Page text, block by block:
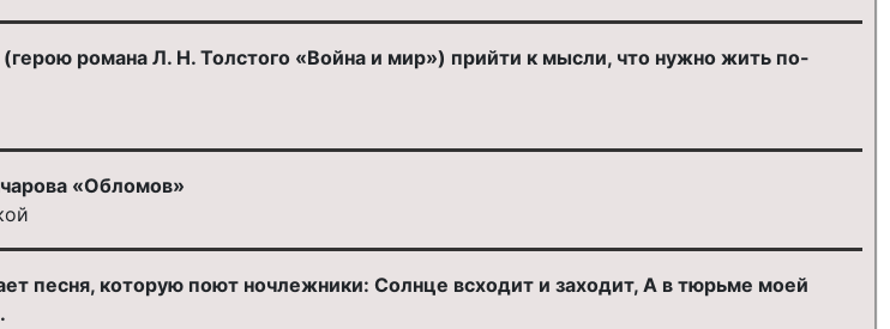
романа Л. Н. Толстого «Война и мир») прийти к мысли, что нужно жить по-
«Обломов»
песня, которую поют ночлежники: Солнце всходит и заходит, А в тюрьме моей